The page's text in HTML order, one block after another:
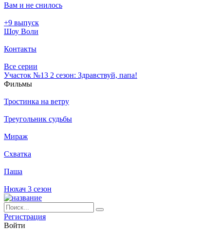
Вам и не снилось
+9 выпуск
Шоу Воли
Контакты
Все серии
Участок №13 2 сезон: Здравствуй, папа!
Филь­мы
Тростинка на ветру
Треугольник судьбы
Мираж
Схватка
Паша
Нюхач 3 сезон
Ре­ги­ст­ра­ция
Вой­ти